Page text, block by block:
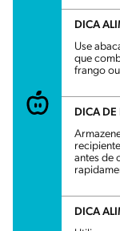
DICA
Use
que
frango
DICA DE
antes de
DICA